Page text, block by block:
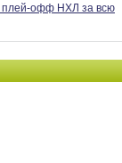
офф НХЛ за всю